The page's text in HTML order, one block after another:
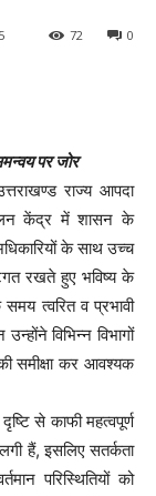
0
72
पर जोर
राज्य आपदा
केंद्र में शासन के
के साथ उच्च
रखते हुए भविष्य के
त्वरित व प्रभावी
विभिन्न विभागों
समीक्षा कर आवश्यक
से काफी महत्वपूर्ण
हैं, इसलिए सतर्कता
परिस्थितियों को